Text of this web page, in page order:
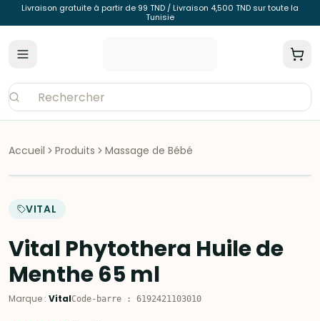
Livraison gratuite à partir de 99 TND / Livraison 4,500 TND sur toute la
Tunisie
Accueil Produits Massage de Bébé
VITAL
Vital Phytothera Huile de
Menthe 65 ml
Marque : VitalCode-barre : 6192421103010